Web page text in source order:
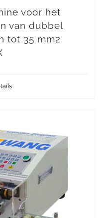
voor het
van dubbel
tot 35 mm2